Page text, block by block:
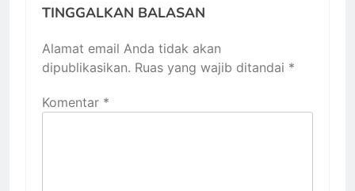
TINGGALKAN BALASAN
Alamat email Anda tidak akan
dipublikasikan. Ruas yang wajib ditandai *
Komentar *